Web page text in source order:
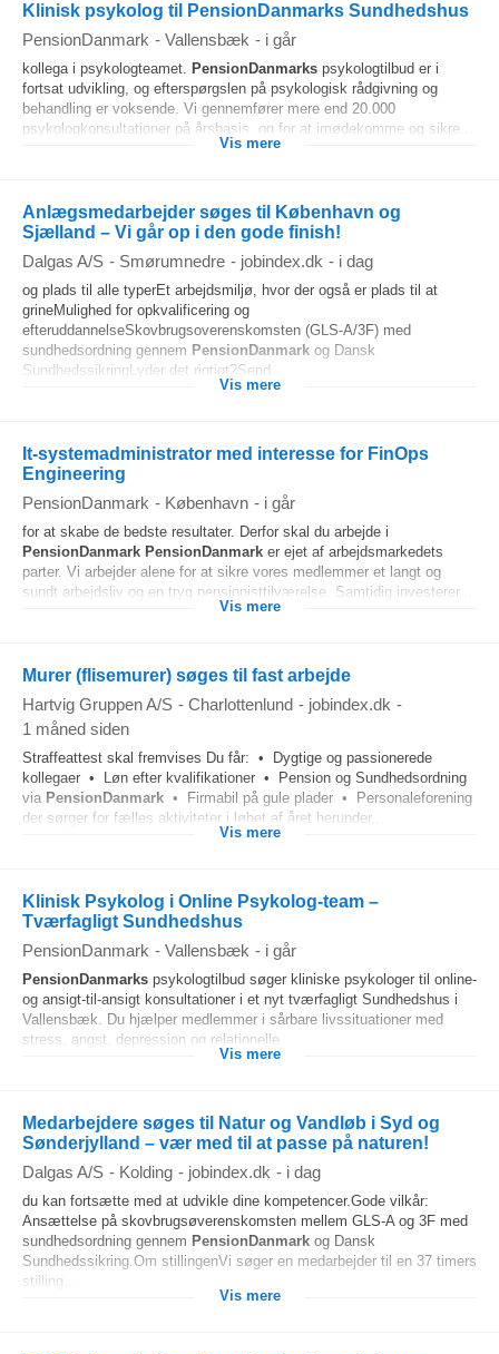
Klinisk psykolog til PensionDanmarks Sundhedshus
PensionDanmark - Vallensbæk - i går
kollega i psykologteamet. PensionDanmarks psykologtilbud er i
fortsat udvikling, og efterspørgslen på psykologisk rådgivning og
behandling er voksende. Vi gennemfører mere end 20.000
psykologkonsultationer på årsbasis, og for at imødekomme og sikre...
Vis mere
Anlægsmedarbejder søges til København og
Sjælland – Vi går op i den gode finish!
Dalgas A/S - Smørumnedre - jobindex.dk - i dag
og plads til alle typerEt arbejdsmiljø, hvor der også er plads til at
grineMulighed for opkvalificering og
efteruddannelseSkovbrugsoverenskomsten (GLS-A/3F) med
sundhedsordning gennem PensionDanmark og Dansk
SundhedssikringLyder det rigtigt?Send...
Vis mere
It-systemadministrator med interesse for FinOps
Engineering
PensionDanmark - København - i går
for at skabe de bedste resultater. Derfor skal du arbejde i
PensionDanmark PensionDanmark er ejet af arbejdsmarkedets
parter. Vi arbejder alene for at sikre vores medlemmer et langt og
sundt arbejdsliv og en tryg pensionisttilværelse. Samtidig investerer...
Vis mere
Murer (flisemurer) søges til fast arbejde
Hartvig Gruppen A/S - Charlottenlund - jobindex.dk -
1 måned siden
Straffeattest skal fremvises Du får: • Dygtige og passionerede
kollegaer • Løn efter kvalifikationer • Pension og Sundhedsordning
via PensionDanmark • Firmabil på gule plader • Personaleforening
der sørger for fælles aktiviteter i løbet af året herunder...
Vis mere
Klinisk Psykolog i Online Psykolog-team –
Tværfagligt Sundhedshus
PensionDanmark - Vallensbæk - i går
PensionDanmarks psykologtilbud søger kliniske psykologer til online-
og ansigt-til-ansigt konsultationer i et nyt tværfagligt Sundhedshus i
Vallensbæk. Du hjælper medlemmer i sårbare livssituationer med
stress, angst, depression og relationelle...
Vis mere
Medarbejdere søges til Natur og Vandløb i Syd og
Sønderjylland – vær med til at passe på naturen!
Dalgas A/S - Kolding - jobindex.dk - i dag
du kan fortsætte med at udvikle dine kompetencer.Gode vilkår:
Ansættelse på skovbrugsøverenskomsten mellem GLS-A og 3F med
sundhedsordning gennem PensionDanmark og Dansk
Sundhedssikring.Om stillingenVi søger en medarbejder til en 37 timers
stilling...
Vis mere